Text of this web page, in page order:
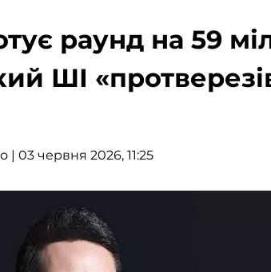
раунд на 59
ШІ
| 03 червня 2026, 11:25